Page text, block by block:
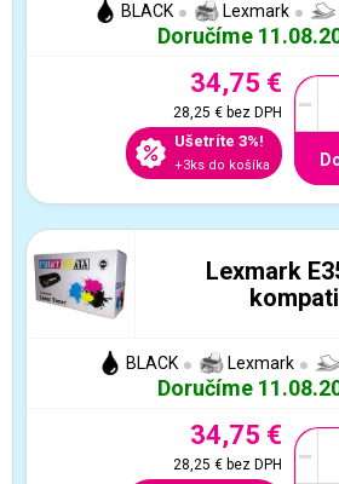
BLACK Lexmark
Doručíme
34,75 €
28,25 €bez DPH
Ušetríte 3%!
+3ks do košíka
-
Lexmark
BLACK Lexmark
Doručíme
34,75 €
28,25 €bez DPH -